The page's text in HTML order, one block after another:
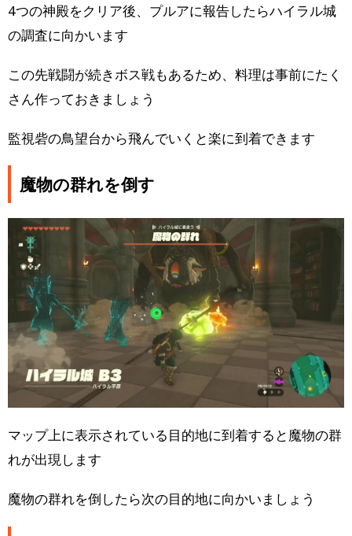
4つの神殿をクリア後、プルアに報告したらハイラル城
の調査に向かいます
この先戦闘が続きボス戦もあるため、料理は事前にたく
さん作っておきましょう
監視砦の鳥望台から飛んでいくと楽に到着できます
魔物の群れを倒す
マップ上に表示されている目的地に到着すると魔物の群
れが出現します
魔物の群れを倒したら次の目的地に向かいましょう